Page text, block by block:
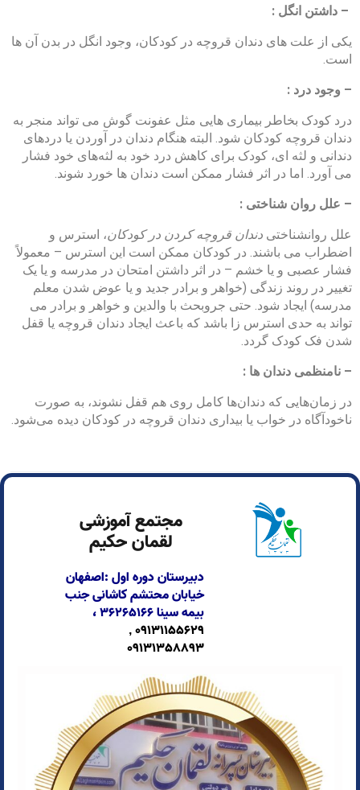
– داشتن انگل :
یکی از علت های دندان قروچه در کودکان، وجود انگل در بدن آن ها
است.
– وجود درد :
درد کودک بخاطر بیماری هایی مثل عفونت گوش می تواند منجر به
دندان قروچه کودکان شود. البته هنگام دندان در آوردن یا دردهای
دندانی و لثه ای، کودک برای کاهش درد خود به لثه‌های خود فشار
می آورد. اما در اثر فشار ممکن است دندان ها خورد شوند.
– علل روان شناختی :
علل روانشناختی دندان قروچه کردن در کودکان، استرس و
اضطراب می باشند. در کودکان ممکن است این استرس – معمولاً
فشار عصبی و یا خشم – در اثر داشتن امتحان در مدرسه و یا یک
تغییر در روند زندگی (خواهر و برادر جدید و یا عوض شدن معلم
مدرسه) ایجاد شود. حتی جروبحث با والدین و خواهر و برادر می
تواند به حدی استرس زا باشد که باعث ایجاد دندان‌ قروچه ‌یا قفل
شدن فک کودک گردد.
– نامنظمی دندان ها :
در زمان‌هایی که دندان‌ها کامل روی هم قفل نشوند، به صورت
ناخودآگاه در خواب یا بیداری دندان قروچه در کودکان دیده می‌شود.
مجتمع آموزشی
لقمان حکیم
دبیرستان دوره اول :اصفهان
خیابان محتشم کاشانی جنب
بیمه سینا۳۶۲۶۵۱۶۶ ،
09131155629 ,
09131358893